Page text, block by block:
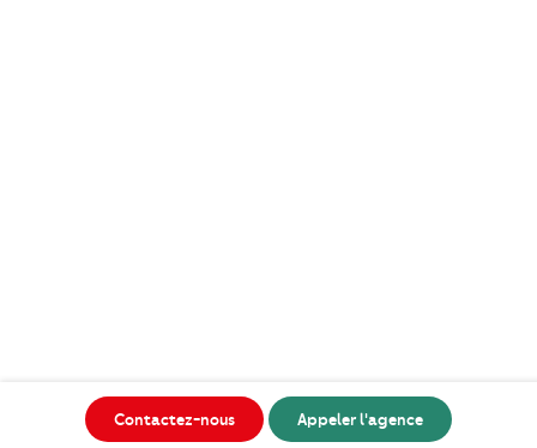
Contactez-nous Appeler l'agence